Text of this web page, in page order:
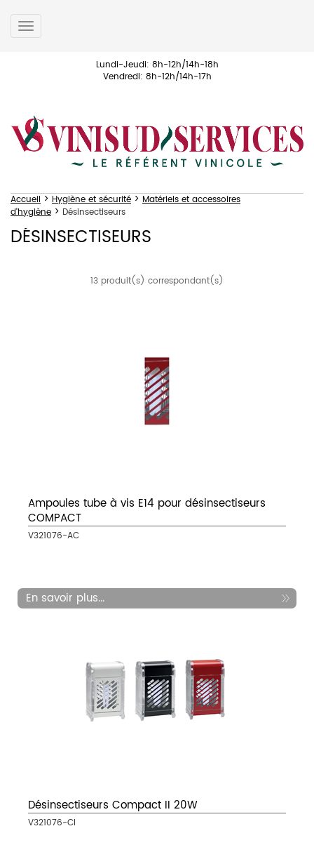
Toggle
navigation
Lundi-Jeudi: 8h-12h/14h-18h
Vendredi: 8h-12h/14h-17h
Accueil > Hygiène et sécurité > Matériels et accessoires
d'hygiène > Désinsectiseurs
DÉSINSECTISEURS
13 produit(s) correspondant(s)
Ampoules tube à vis E14 pour désinsectiseurs
COMPACT
V321076-AC
En savoir plus...
Désinsectiseurs Compact II 20W
V321076-CI